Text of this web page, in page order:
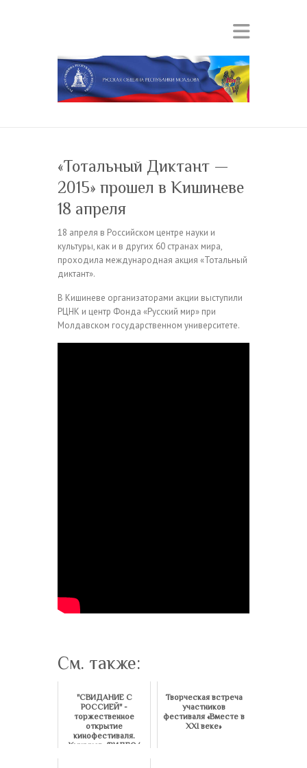
«Тотальный Диктант —
2015» прошел в Кишиневе
18 апреля
18 апреля в Российском центре науки и
культуры, как и в других 60 странах мира,
проходила международная акция «Тотальный
диктант».
В Кишиневе организаторами акции выступили
РЦНК и центр Фонда «Русский мир» при
Молдавском государственном университете.
См. также:
"CВИДАНИЕ С
РОССИЕЙ" -
торжественное
открытие
кинофестиваля.
Кишинев /ВИДЕО/
Творческая встреча
участников
фестиваля «Вместе в
ХХІ веке»